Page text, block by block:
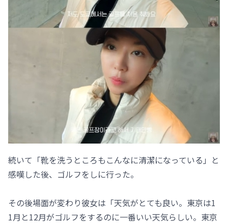
続いて「靴を洗うところもこんなに清潔になっている」と
感嘆した後、ゴルフをしに行った。
その後場面が変わり彼女は「天気がとても良い。東京は1
1月と12月がゴルフをするのに一番いい天気らしい。東京